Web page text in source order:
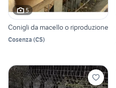
5
Conigli da macello o riproduzione
Cosenza (CS)